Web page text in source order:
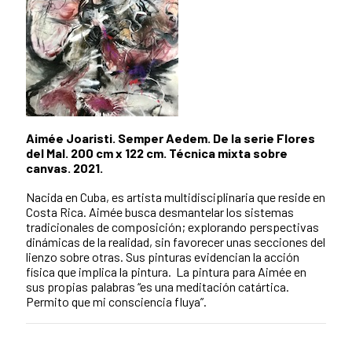
Aimée Joaristi. Semper Aedem. De la serie Flores
del Mal. 200 cm x 122 cm. Técnica mixta sobre
canvas. 2021.
Nacida en Cuba, es artista multidisciplinaria que reside en
Costa Rica. Aimée busca desmantelar los sistemas
tradicionales de composición; explorando perspectivas
dinámicas de la realidad, sin favorecer unas secciones del
lienzo sobre otras. Sus pinturas evidencian la acción
física que implica la pintura. La pintura para Aimée en
sus propias palabras “es una meditación catártica.
Permito que mi consciencia fluya”.